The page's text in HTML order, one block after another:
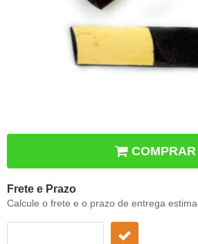
COMPRAR
Frete e Prazo
Calcule o frete e o prazo de entrega